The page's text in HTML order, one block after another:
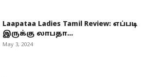
Laapataa Ladies Tamil Review: எப்படி
இருக்கு லாபதா...
May 3, 2024